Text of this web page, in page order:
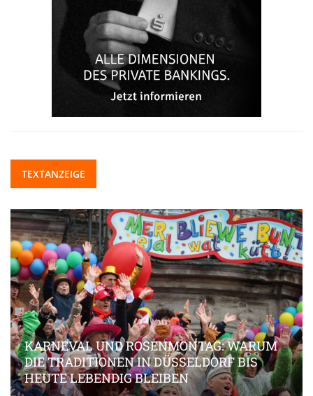
TEXTANZEIGE
KARNEVAL UND ROSENMONTAG: WARUM
DIE TRADITIONEN IN DÜSSELDORF BIS
HEUTE LEBENDIG BLEIBEN